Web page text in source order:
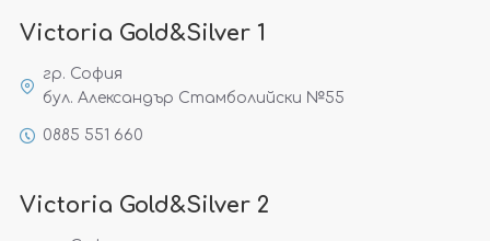
Victoria Gold&Silver 1
гр. София
бул. Александър Стамболийски №55
0885 551 660
Victoria Gold&Silver 2